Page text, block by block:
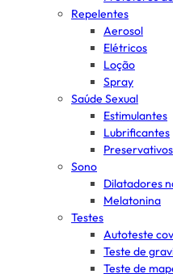
Repelentes
Aerosol
Elétricos
Loção
Spray
Saúde Sexual
Estimulantes
Lubrificantes
Preservativos
Sono
Dilatadores
Melatonina
Testes
Autoteste
Teste de
Teste de